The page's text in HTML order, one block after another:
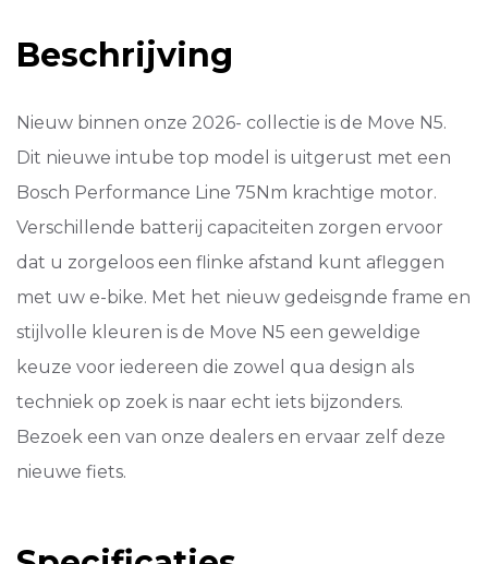
Wh
accu
Blue
aantal
Beschrijving
Nieuw binnen onze 2026- collectie is de Move N5.
Dit nieuwe intube top model is uitgerust met een
Bosch Performance Line 75Nm krachtige motor.
Verschillende batterij capaciteiten zorgen ervoor
dat u zorgeloos een flinke afstand kunt afleggen
met uw e-bike. Met het nieuw gedeisgnde frame en
stijlvolle kleuren is de Move N5 een geweldige
keuze voor iedereen die zowel qua design als
techniek op zoek is naar echt iets bijzonders.
Bezoek een van onze dealers en ervaar zelf deze
nieuwe fiets.